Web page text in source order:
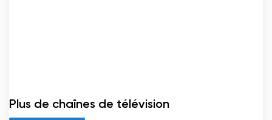
Plus de chaînes de télévision